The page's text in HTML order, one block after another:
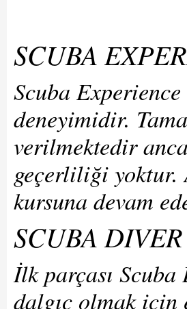
SCUBA
Scuba
deneyimidir.
verilmektedir
geçerliliği yoktur.
kursuna devam
SCUBA DIVER
İlk parçası
dalgıç olmak için